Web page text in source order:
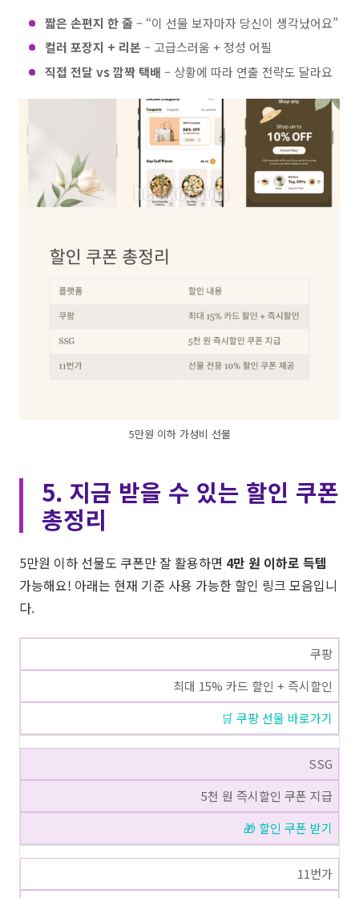
짧은 손편지 한 줄– “이 선물 보자마자 당신이 생각났어요”
컬러 포장지 + 리본– 고급스러움 + 정성 어필
직접 전달 vs 깜짝 택배 – 상황에 따라 연출 전략도 달라요
5만원 이하 가성비 선물
5. 지금 받을 수 있는 할인 쿠폰
총정리
5만원 이하 선물도 쿠폰만 잘 활용하면 4만 원 이하로 득템
가능해요! 아래는 현재 기준 사용 가능한 할인 링크 모음입니
다.
쿠팡
최대 15% 카드 할인 + 즉시할인
🛒 쿠팡 선물 바로가기
SSG
5천 원 즉시할인 쿠폰 지급
🎁 할인 쿠폰 받기
11번가